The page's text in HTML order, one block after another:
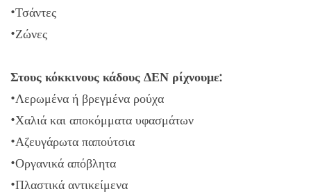
•Τσάντες
•Ζώνες
Στους κόκκινους κάδους ΔΕΝ ρίχνουμε:
•Λερωμένα ή βρεγμένα ρούχα
•Χαλιά και αποκόμματα υφασμάτων
•Αζευγάρωτα παπούτσια
•Οργανικά απόβλητα
•Πλαστικά αντικείμενα